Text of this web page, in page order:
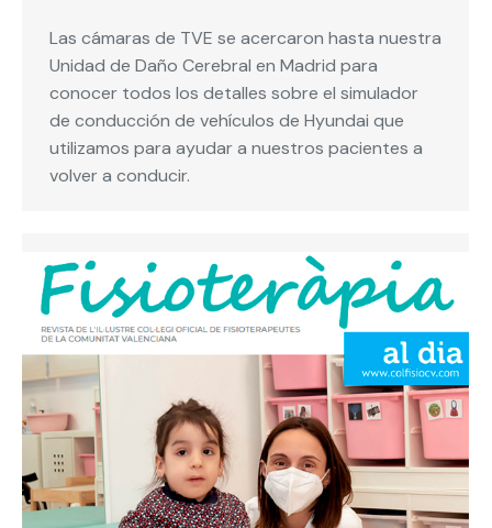
Las cámaras de TVE se acercaron hasta nuestra
Unidad de Daño Cerebral en Madrid para
conocer todos los detalles sobre el simulador
de conducción de vehículos de Hyundai que
utilizamos para ayudar a nuestros pacientes a
volver a conducir.